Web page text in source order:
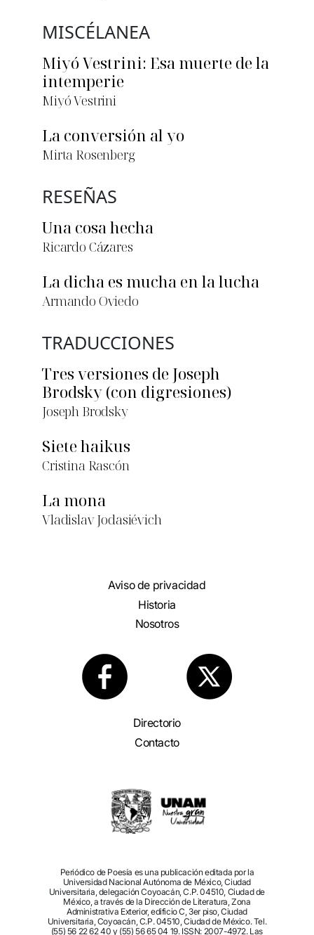
MISCÉLANEA
Miyó Vestrini: Esa muerte de la
intemperie
Miyó Vestrini
La conversión al yo
Mirta Rosenberg
RESEÑAS
Una cosa hecha
Ricardo Cázares
La dicha es mucha en la lucha
Armando Oviedo
TRADUCCIONES
Tres versiones de Joseph
Brodsky (con digresiones)
Joseph Brodsky
Siete haikus
Cristina Rascón
La mona
Vladislav Jodasiévich
Aviso de privacidad
Historia
Nosotros
Directorio
Contacto
Periódico de Poesía es una publicación editada por la
Universidad Nacional Autónoma de México, Ciudad
Universitaria, delegación Coyoacán, C.P. 04510, Ciudad de
México, a través de la Dirección de Literatura, Zona
Administrativa Exterior, edificio C, 3er piso, Ciudad
Universitaria, Coyoacán, C.P. 04510, Ciudad de México. Tel.
(55) 56 22 62 40 y (55) 56 65 04 19. ISSN: 2007-4972. Las